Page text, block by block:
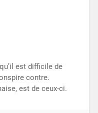
est difficile de
contre.
est de ceux-ci.